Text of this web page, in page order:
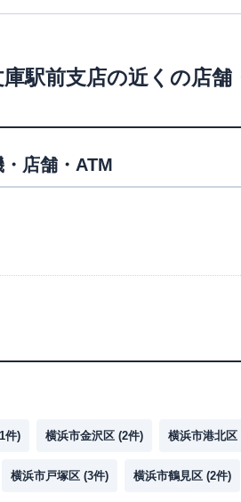
駅前支店の近くの店舗
店舗・ATM
1件) 横浜市金沢区 (2件) 横浜市港北区
横浜市戸塚区 (3件) 横浜市鶴見区 (2件)